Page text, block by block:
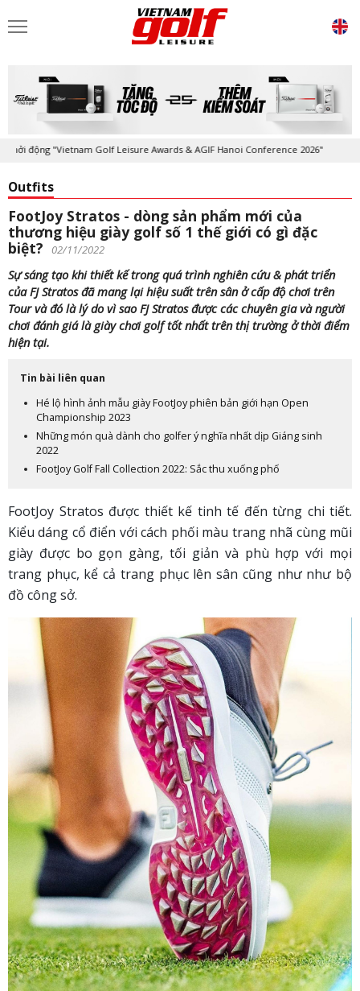
"Vietnam Golf Leisure Awards & AGIF Hanoi Conference 2026"
Outfits
FootJoy Stratos - dòng sản phẩm mới của
thương hiệu giày golf số 1 thế giới có gì đặc
biệt?
02/11/2022
Sự sáng tạo khi thiết kế trong quá trình nghiên cứu & phát triển
của FJ Stratos đã mang lại hiệu suất trên sân ở cấp độ chơi trên
Tour và đó là lý do vì sao FJ Stratos được các chuyên gia và người
chơi đánh giá là giày chơi golf tốt nhất trên thị trường ở thời điểm
hiện tại.
Tin bài liên quan
Hé lộ hình ảnh mẫu giày FootJoy phiên bản giới hạn Open
Championship 2023
Những món quà dành cho golfer ý nghĩa nhất dịp Giáng sinh
2022
FootJoy Golf Fall Collection 2022: Sắc thu xuống phố
FootJoy Stratos được thiết kế tinh tế đến từng chi tiết.
Kiểu dáng cổ điển với cách phối màu trang nhã cùng mũi
giày được bo gọn gàng, tối giản và phù hợp với mọi
trang phục, kể cả trang phục lên sân cũng như như bộ
đồ công sở.